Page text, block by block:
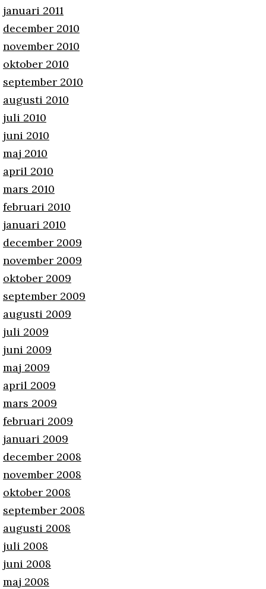
januari 2011
december 2010
november 2010
oktober 2010
september 2010
augusti 2010
juli 2010
juni 2010
maj 2010
april 2010
mars 2010
februari 2010
januari 2010
december 2009
november 2009
oktober 2009
september 2009
augusti 2009
juli 2009
juni 2009
maj 2009
april 2009
mars 2009
februari 2009
januari 2009
december 2008
november 2008
oktober 2008
september 2008
augusti 2008
juli 2008
juni 2008
maj 2008